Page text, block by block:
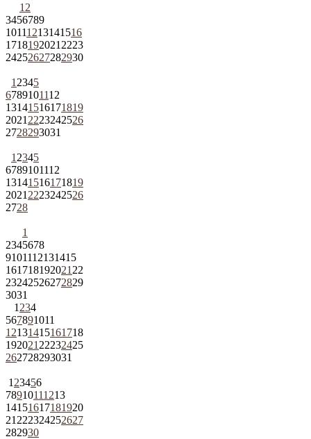
1 2
3456789
10111213141516
1718192021 2223
24252627282930
1 2345
6789101112
13141516171819
2021 2223242526
2728293031
1 2345
6789101112
13141516171819
2021 2223242526
2728
1
2345678
9101112131415
161718192021 22
23242526272829
3031
1 234
567891011
12131415161718
192021 22232425
262728293031
1 23456
78910111213
14151617181920
21 222324252627
282930